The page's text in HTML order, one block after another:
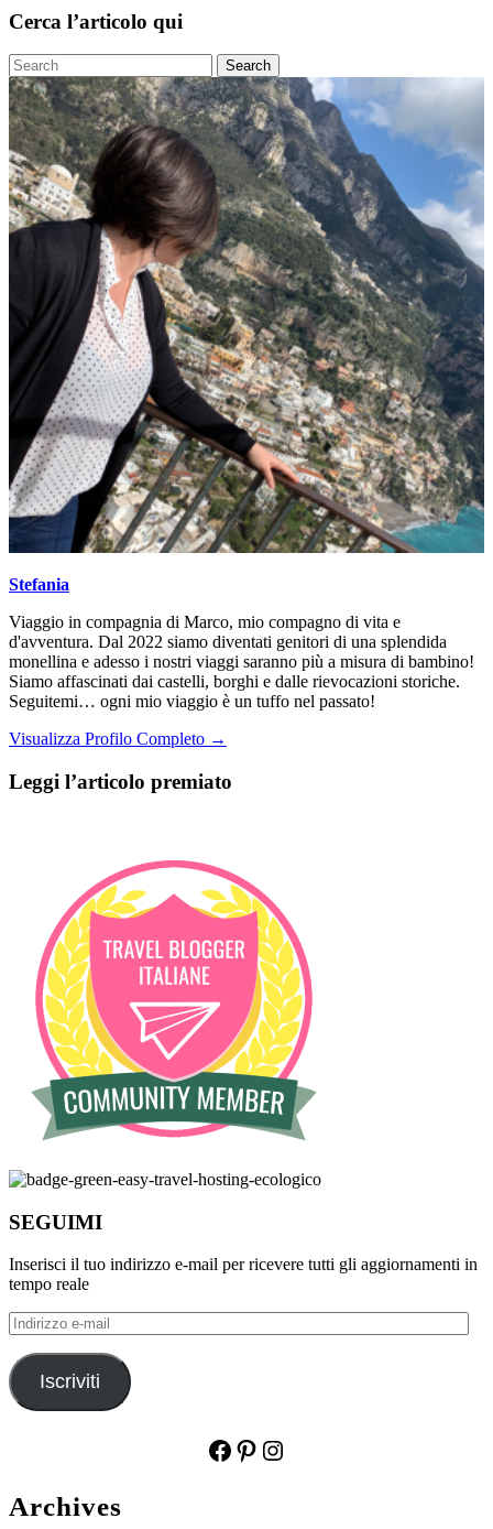
DI
degli
Cerca l’articolo qui
Search
for:
Stefania
Viaggio in compagnia di Marco, mio compagno di vita e
d'avventura. Dal 2022 siamo diventati genitori di una splendida
monellina e adesso i nostri viaggi saranno più a misura di bambino!
Siamo affascinati dai castelli, borghi e dalle rievocazioni storiche.
Seguitemi… ogni mio viaggio è un tuffo nel passato!
Visualizza Profilo Completo →
Leggi l’articolo premiato
SEGUIMI
Inserisci il tuo indirizzo e-mail per ricevere tutti gli aggiornamenti in
tempo reale
Indirizzo
e-
mail
Iscriviti
Facebook
Pinterest
Instagram
Archives